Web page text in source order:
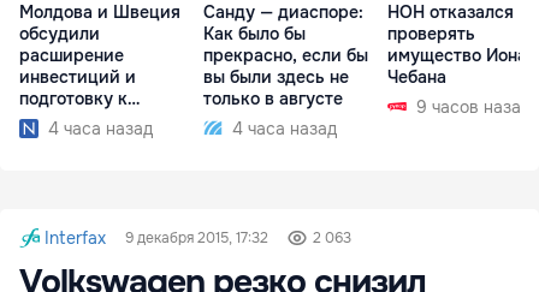
Молдова и Швеция
обсудили
расширение
инвестиций и
подготовку к
отопительному
сезону
4 часа назад
Санду — диаспоре:
Как было бы
прекрасно, если бы
вы были здесь не
только в августе
4 часа назад
НОН отказался
проверять
имущество Иона
Чебана
9 часов назад
Interfax 9 декабря 2015, 17:32 2 063
Volkswagen резко снизил